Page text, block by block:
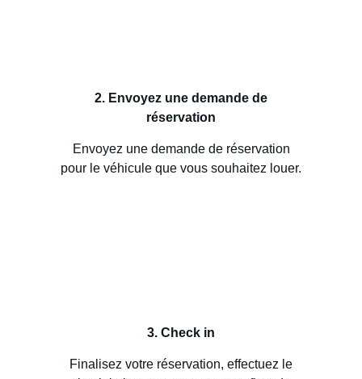
2. Envoyez une demande de
réservation
Envoyez une demande de réservation
pour le véhicule que vous souhaitez louer.
3. Check in
Finalisez votre réservation, effectuez le